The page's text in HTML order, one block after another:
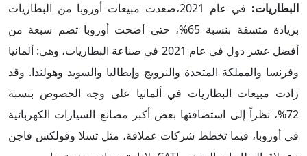
البطاريات:
في عام 2021،صعدت مبيعات أوروبا من البطاريات
بزيادة متسقة بنسبة 65%، حتى أضحت أوروبا تضم سبعة من
أفضل عشر دول في عام 2021 في صناعة البطاريات، وهي: ألمانيا
وفرنسا والمملكة المتحدة والنرويج وإيطاليا والسويد وهولندا. وقد
زادت مبيعات البطاريات في ألمانيا على وجه الخصوص بنسبة
72%، نظراً إلى استضافتها بعض أكبر مصانع السيارات الكهربائية
في أوروبا، فيما تخطط شركات عملاقة، مثل تسلا وفولكس فاجن